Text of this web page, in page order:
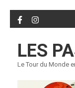
Skip
to
(Press
Enter)
LES
Le Tour du Monde